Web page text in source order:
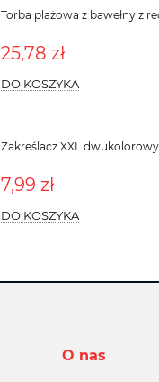
Torba plażowa z bawełny z
25,78 zł
DO KOSZYKA
Zakreślacz XXL dwukolorowy
7,99 zł
DO KOSZYKA
O nas